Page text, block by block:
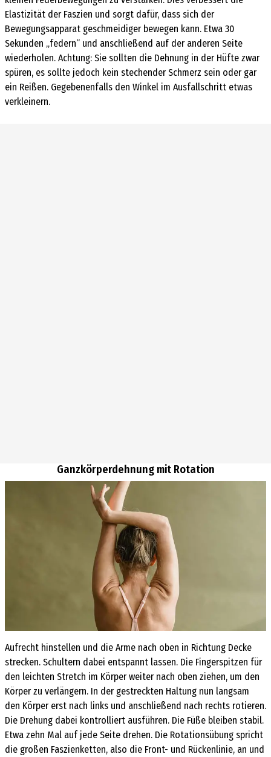
Elastizität der Faszien und sorgt dafür, dass sich der
Bewegungsapparat geschmeidiger bewegen kann. Etwa 30
Sekunden „federn“ und anschließend auf der anderen Seite
wiederholen. Achtung: Sie sollten die Dehnung in der Hüfte zwar
spüren, es sollte jedoch kein stechender Schmerz sein oder gar
ein Reißen. Gegebenenfalls den Winkel im Ausfallschritt etwas
verkleinern.
Ganzkörperdehnung mit Rotation
Aufrecht hinstellen und die Arme nach oben in Richtung Decke
strecken. Schultern dabei entspannt lassen. Die Fingerspitzen für
den leichten Stretch im Körper weiter nach oben ziehen, um den
Körper zu verlängern. In der gestreckten Haltung nun langsam
den Körper erst nach links und anschließend nach rechts rotieren.
Die Drehung dabei kontrolliert ausführen. Die Füße bleiben stabil.
Etwa zehn Mal auf jede Seite drehen. Die Rotationsübung spricht
die großen Faszienketten, also die Front- und Rückenlinie, an und